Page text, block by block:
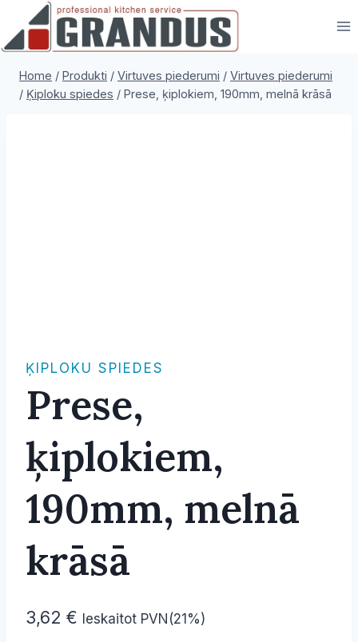
content
Home / Produkti / Virtuves piederumi / Virtuves piederumi
/ Ķiploku spiedes / Prese, ķiplokiem, 190mm, melnā krāsā
ĶIPLOKU SPIEDES
Prese,
ķiplokiem,
190mm, melnā
krāsā
3,62 € Ieskaitot PVN(21%)